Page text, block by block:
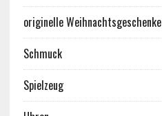
originelle Weihnachtsgeschenke
Schmuck
Spielzeug